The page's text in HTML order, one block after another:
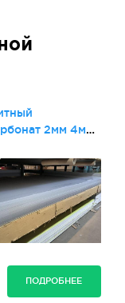
2мм 4мм
ПОДРОБНЕЕ